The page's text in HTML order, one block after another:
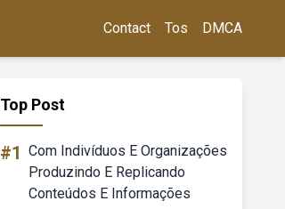
Contact Tos DMCA
Top Post
#1 Com Indivíduos E Organizações
Produzindo E Replicando
Conteúdos E Informações